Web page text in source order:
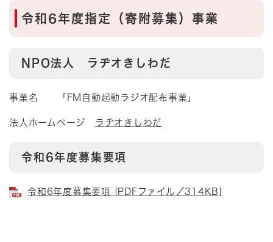
令和6年度指定（寄附募集）事業
NPO法人 ラヂオきしわだ
事業名 「FM自動起動ラジオ配布事業」
法人ホームページ ラヂオきしわだ
令和6年度募集要項
令和6年度募集要項 [PDFファイル／314KB]